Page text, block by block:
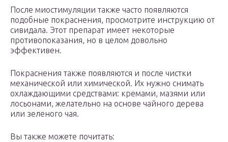
После миостимуляции также часто появляются
подобные покраснения, просмотрите инструкцию от
сивидала. Этот препарат имеет некоторые
противопоказания, но в целом довольно
эффективен.
Покраснения также появляются и после чистки
механической или химической. Их нужно снимать
охлаждающими средствами: кремами, мазями или
лосьонами, желательно на основе чайного дерева
или зеленого чая.
Вы также можете почитать: